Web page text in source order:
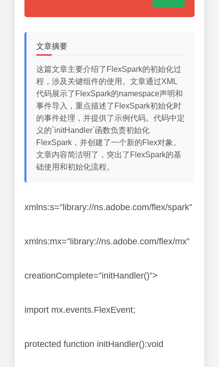
文章摘要
这篇文章主要介绍了FlexSpark的初始化过
程，涉及关键组件的使用。文章通过XML
代码展示了FlexSpark的namespace声明和
事件导入，重点描述了FlexSpark初始化时
的事件处理，并提供了示例代码。代码中定
义的`initHandler`函数负责初始化
FlexSpark，并创建了一个新的Flex对象。
文章内容简洁明了，突出了FlexSpark的基
础使用和初始化流程。
xmlns:s=”library://ns.adobe.com/flex/spark”
xmlns:mx=”library://ns.adobe.com/flex/mx”
creationComplete=”initHandler()”>
import mx.events.FlexEvent;
protected function initHandler():void